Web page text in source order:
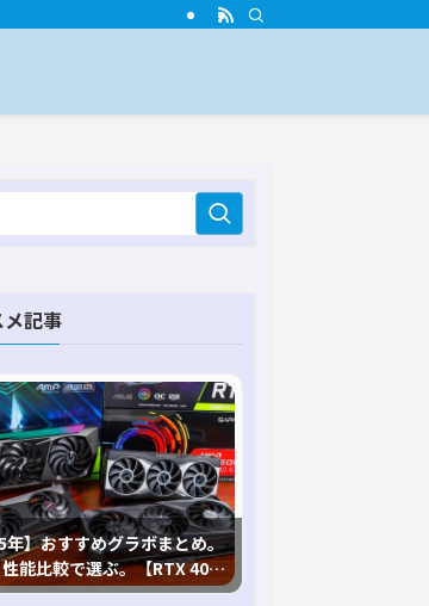
記事
年】おすすめグラボまとめ。
能比較で選ぶ。【RTX 40,
各種に対応】